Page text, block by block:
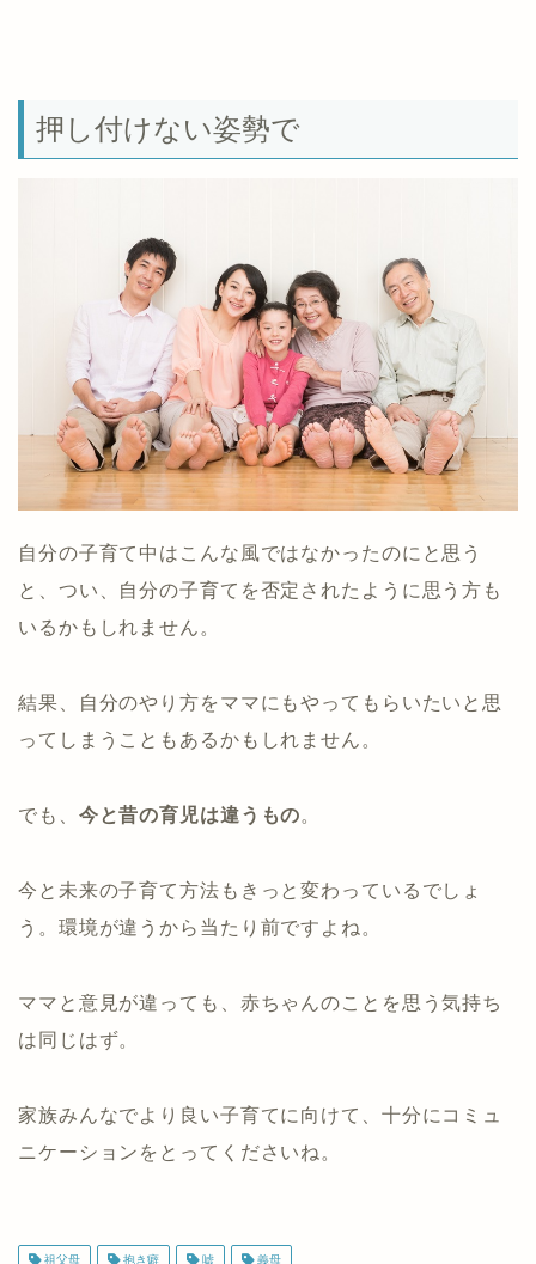
押し付けない姿勢で
自分の子育て中はこんな風ではなかったのにと思う
と、つい、自分の子育てを否定されたように思う方も
いるかもしれません。
結果、自分のやり方をママにもやってもらいたいと思
ってしまうこともあるかもしれません。
でも、 今と昔の育児は違うもの。
今と未来の子育て方法もきっと変わっているでしょ
う。環境が違うから当たり前ですよね。
ママと意見が違っても、赤ちゃんのことを思う気持ち
は同じはず。
家族みんなでより良い子育てに向けて、十分にコミュ
ニケーションをとってくださいね。
祖父母 抱き癖 嘘 義母